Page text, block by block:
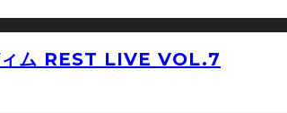
ィム REST LIVE VOL.7